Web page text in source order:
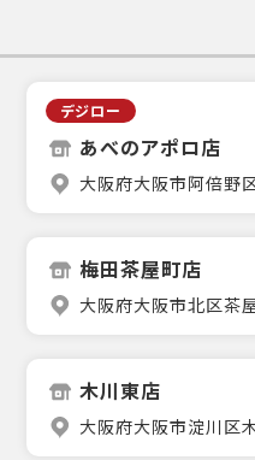
デジロー
あべのアポロ店
大阪府大阪市阿倍野
梅田茶屋町店
大阪府大阪市北区茶
木川東店
大阪府大阪市淀川区